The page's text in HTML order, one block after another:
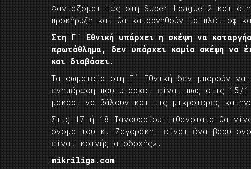
Φαντάζομαι πως στη Super League 2 και
προκήρυξη και θα καταργηθούν τα πλέι οφ
Στη Γ΄ Εθνική υπάρχει η σκέψη να
πρωτάθλημα, δεν υπάρχει καμία σκέψη να
και διαβάσει.
Τα σωματεία στη Γ΄ Εθνική δεν μπορούν
ενημέρωση που υπάρχει είναι πως στις 15/
μακάρι να βάλουν και τις μικρότερες
Στις 17 ή 18 Ιανουαρίου πιθανότατα θα
όνομα του κ. Ζαγοράκη, είναι ένα βαρύ
είναι κοινής αποδοχής».
mikriliga.com